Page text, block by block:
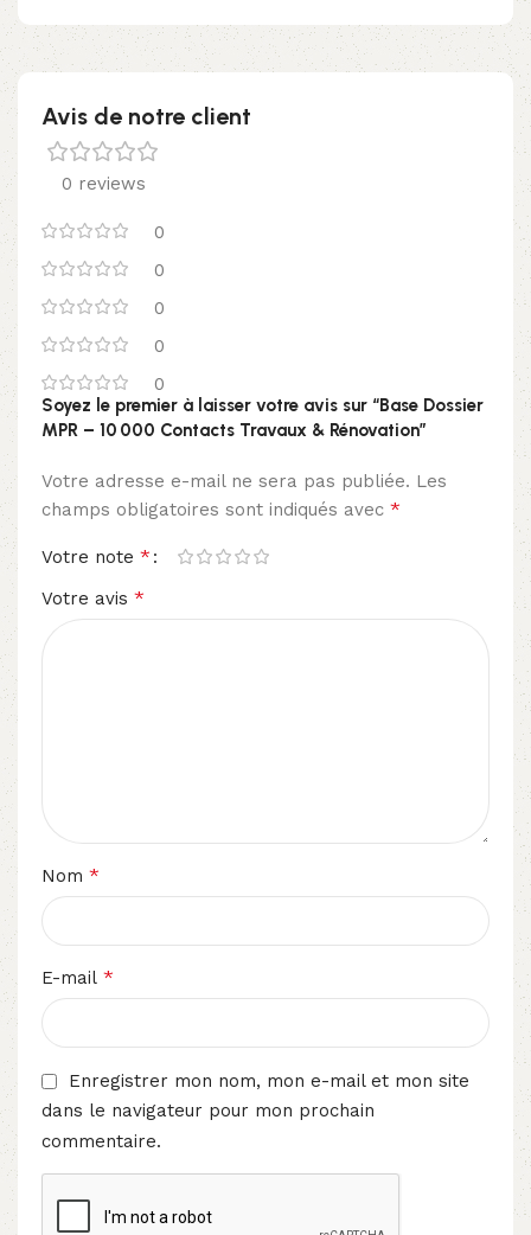
Avis de notre client
0 reviews
0
0
0
0
0
Soyez le premier à laisser votre avis sur “Base Dossier
MPR – 10 000 Contacts Travaux & Rénovation”
Votre adresse e-mail ne sera pas publiée. Les
champs obligatoires sont indiqués avec *
Votre note *
Votre avis *
Nom *
E-mail *
Enregistrer mon nom, mon e-mail et mon site
dans le navigateur pour mon prochain
commentaire.